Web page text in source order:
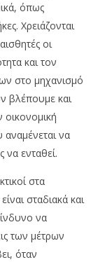
όπως
Χρειάζονται
οι
και τον
στο μηχανισμό
βλέπουμε και
να
να ενταθεί.
στα
σταδιακά και
να
των μέτρων
όταν